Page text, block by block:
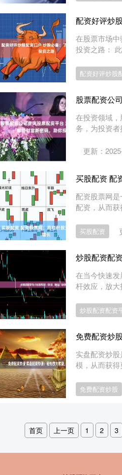
配资好评炒
在股票市场
投资之路：
配资好评炒股
股票配资公
在投资领域
务，为投资
更新：
买股配资 配
配资股票网
配资，从而
买股配资
炒股配资配
在当今快速
杆效应，放
炒股配资配资
免费配资炒
实盘配资炒
模，从而获
免费配资炒股
首页 上一页 1 2 3